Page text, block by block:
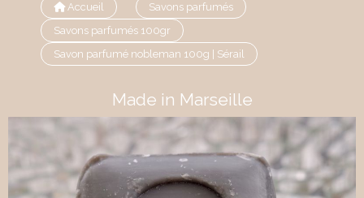
Accueil
Savons parfumés
Savons parfumés 100gr
Savon parfumé nobleman 100g | Sérail
Made in Marseille